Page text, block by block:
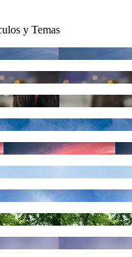
y Temas